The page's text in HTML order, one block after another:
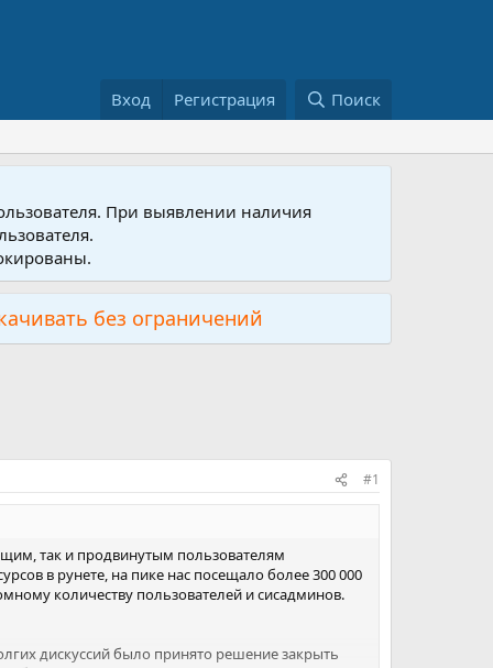
Вход Регистрация Поиск
При выявлении наличия
без ограничений
#1
так и продвинутым пользователям
в рунете, на пике нас посещало более 300 000
количеству пользователей и сисадминов.
дискуссий было принято решение закрыть